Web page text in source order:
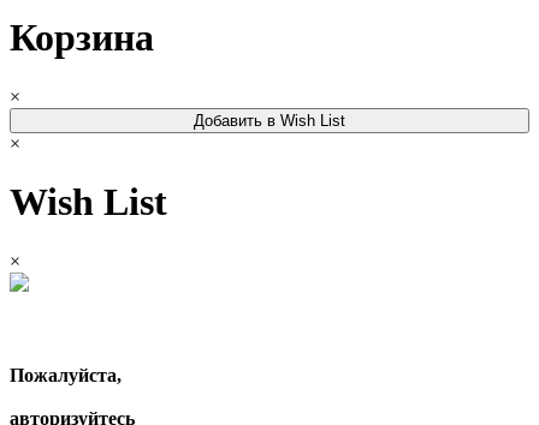
Корзина
×
Добавить в Wish List
×
Wish List
×
Пожалуйста,
авторизуйтесь